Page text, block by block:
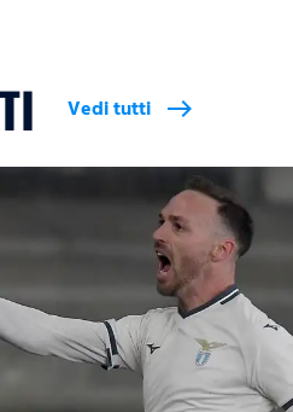
Vedi tutti east